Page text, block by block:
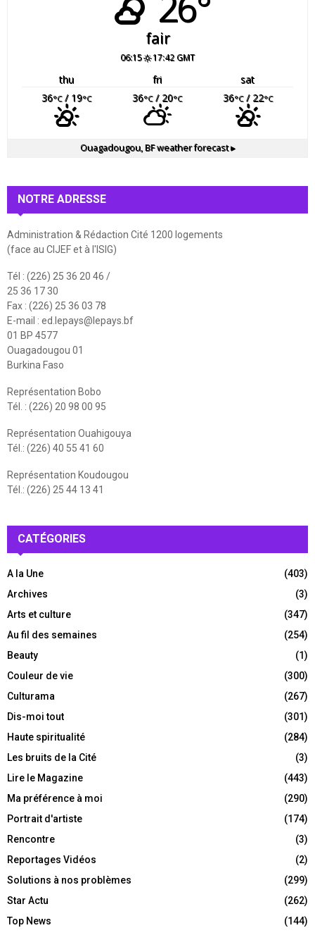
fair
06:15 17:42 GMT
thu fri
sat
36°C/ 19°C 36°C/ 20°C 36°C/ 22°C
Ouagadougou, BFweather forecast ▸
NOTRE ADRESSE
Administration & Rédaction Cité 1200 logements
(face au CIJEF et à l'ISIG)
Tél : (226) 25 36 20 46 /
25 36 17 30
Fax : (226) 25 36 03 78
E-mail : ed.lepays@lepays.bf
01 BP 4577
Ouagadougou 01
Burkina Faso
Représentation Bobo
Tél. : (226) 20 98 00 95
Représentation Ouahigouya
Tél.: (226) 40 55 41 60
Représentation Koudougou
Tél.: (226) 25 44 13 41
CATÉGORIES
A la Une
(403)
Archives
(3)
Arts et culture
(347)
Au fil des semaines
(254)
Beauty
(1)
Couleur de vie
(300)
Culturama
(267)
Dis-moi tout
(301)
Haute spiritualité
(284)
Les bruits de la Cité
(3)
Lire le Magazine
(443)
Ma préférence à moi
(290)
Portrait d'artiste
(174)
Rencontre
(3)
Reportages Vidéos
(2)
Solutions à nos problèmes
(299)
Star Actu
(262)
Top News
(144)